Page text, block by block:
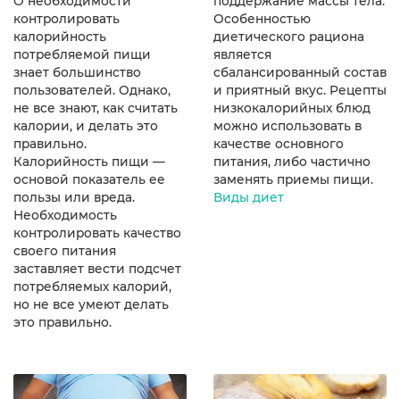
контролировать
калорийность
потребляемой пищи
знает большинство
пользователей. Однако,
не все знают, как считать
калории, и делать это
правильно.
Калорийность пищи —
основой показатель ее
пользы или вреда.
Необходимость
контролировать качество
своего питания
заставляет вести подсчет
потребляемых калорий,
но не все умеют делать
это правильно.
Особенностью
диетического рациона
является
сбалансированный состав
и приятный вкус. Рецепты
низкокалорийных блюд
можно использовать в
качестве основного
питания, либо частично
заменять приемы пищи.
Виды диет